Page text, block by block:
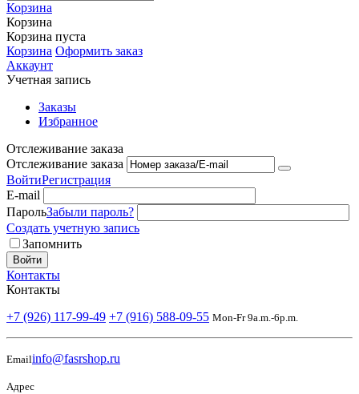
Корзина
Корзина
Корзина пуста
Корзина Оформить заказ
Аккаунт
Учетная запись
Заказы
Избранное
Отслеживание заказа
Отслеживание заказа
ВойтиРегистрация
E-mail
ПарольЗабыли пароль?
Создать учетную запись
Запомнить
Войти
Контакты
Контакты
+7 (926) 117-99-49 +7 (916) 588-09-55 Mon-Fr 9a.m.-6p.m.
Emailinfo@fasrshop.ru
Адрес